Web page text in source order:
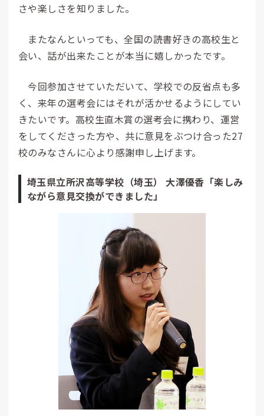
さや楽しさを知りました。
またなんといっても、全国の読書好きの高校生と
会い、話が出来たことが本当に嬉しかったです。
今回参加させていただいて、学校での反省点も多
く、来年の選考会にはそれが活かせるようにしてい
きたいです。高校生直木賞の選考会に携わり、運営
をしてくださった方や、共に意見をぶつけ合った27
校のみなさんに心より感謝申し上げます。
埼玉県立所沢高等学校（埼玉） 大澤優香「楽しみ
ながら意見交換ができました」